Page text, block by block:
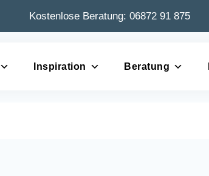
Kostenlose Beratung: 06872 91 875
Inspiration Beratung